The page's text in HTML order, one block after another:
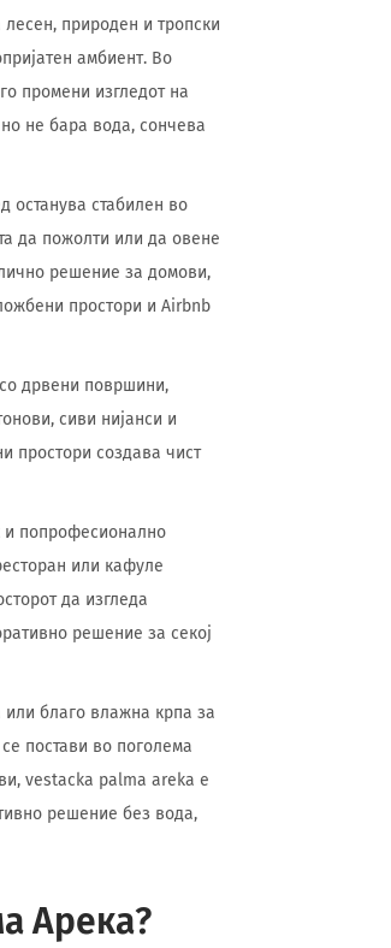
природен и тропски
амбиент. Во
промени изгледот на
не бара вода, сончева
останува стабилен во
да пожолти или да овене
решение за домови,
простори и Airbnb
дрвени површини,
сиви нијанси и
простори создава чист
и попрофесионално
или кафуле
да изгледа
решение за секој
благо влажна крпа за
постави во поголема
vestacka palma areka е
решение без вода,
Арека?